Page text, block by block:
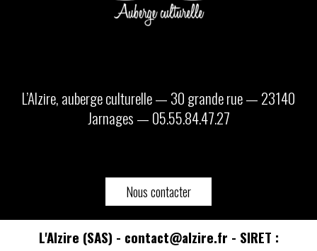
L’Alzire, auberge culturelle — 30 grande rue — 23140
Jarnages — 05.55.84.47.27
Nous contacter
L'Alzire (SAS) - contact@alzire.fr - SIRET :